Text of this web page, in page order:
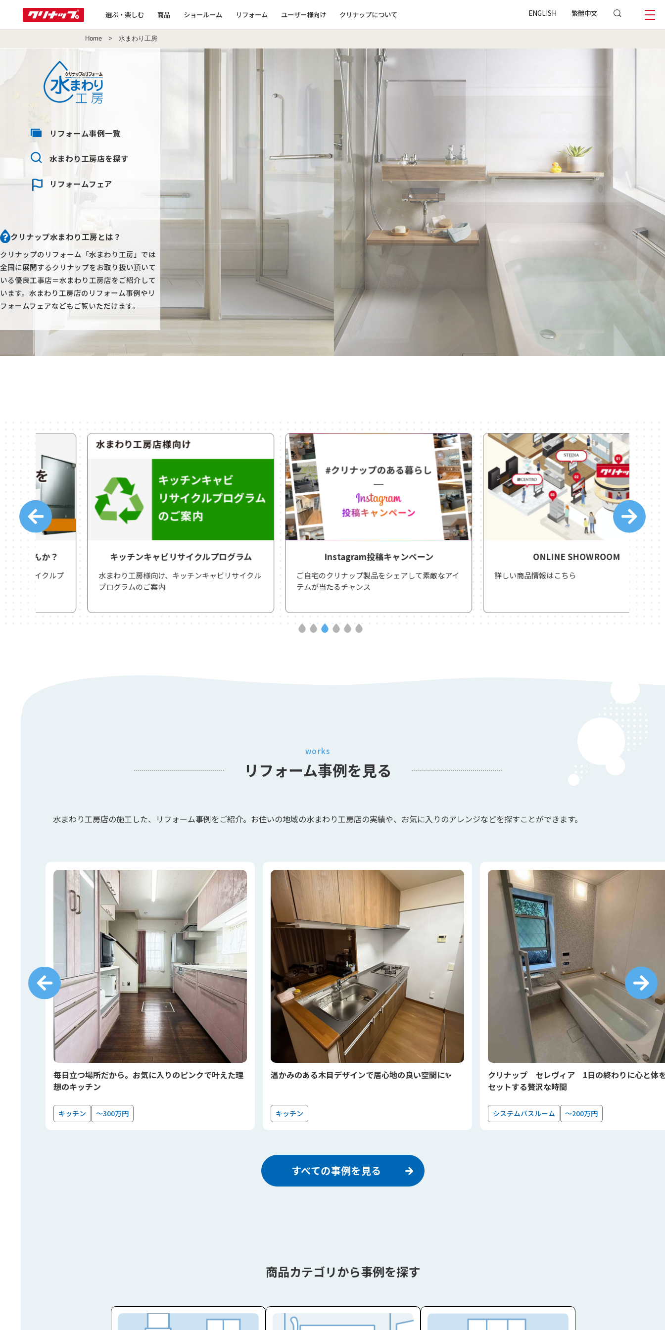
選ぶ・楽しむ 商品 ショールーム リフォーム ユーザー様向け クリナップについて ENGLISH 繁體中文
Home > 水まわり工房
リフォーム事例一覧
水まわり工房店を探す
リフォームフェア
クリナップ水まわり工房とは？
クリナップのリフォーム「水まわり工房」では
全国に展開するクリナップをお取り扱い頂いて
いる優良工事店＝水まわり工房店をご紹介して
います。 水まわり工房店のリフォーム事例やリ
フォームフェアなどもご覧いただけます。
キッチンキャビリサイクルプログラム
水まわり工房様向け、キッチンキャビリサイクル
プログラムのご案内
Instagram投稿キャンペーン
ご自宅のクリナップ製品をシェアして素敵なアイ
テムが当たるチャンス
ONLINE SHOWROOM
詳しい商品情報はこちら
works
リフォーム事例を見る
水まわり工房店の施工した、リフォーム事例をご紹介。お住いの地域の水まわり工房店の実績や、お気に入りのアレンジなどを探すことができます。
毎日立つ場所だから。お気に入りのピンクで叶えた理
想のキッチン
キッチン ～300万円
温かみのある木目デザインで居心地の良い空間に✨
キッチン
クリナップ セレヴィア 1日の終わりに心と体
セットする贅沢な時間
システムバスルーム ～200万円
すべての事例を見る
商品カテゴリから事例を探す